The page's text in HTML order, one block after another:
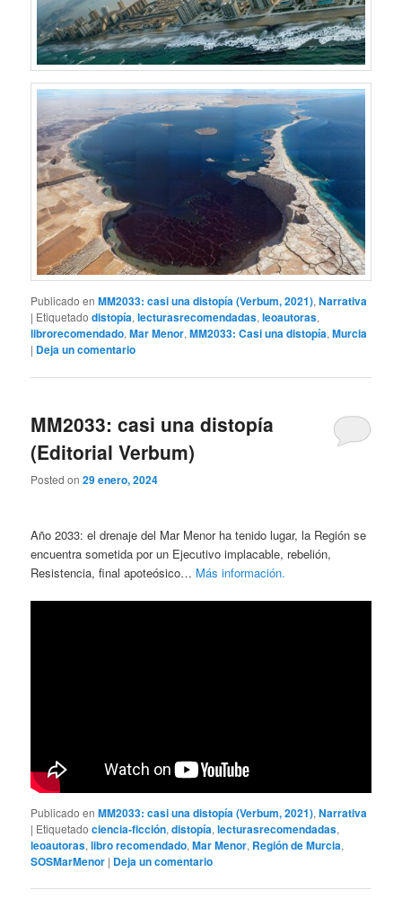
Publicado en MM2033: casi una distopía (Verbum, 2021),Narrativa
| Etiquetado distopía,lecturasrecomendadas,leoautoras,
librorecomendado,Mar Menor,MM2033: Casi una distopía,Murcia
| Deja un comentario
MM2033: casi una distopía
(Editorial Verbum)
Posted on29 enero, 2024
Año 2033: el drenaje del Mar Menor ha tenido lugar, la Región se
encuentra sometida por un Ejecutivo implacable, rebelión,
Resistencia, final apoteósico… Más información.
Publicado en MM2033: casi una distopía (Verbum, 2021),Narrativa
| Etiquetado ciencia-ficción,distopía,lecturasrecomendadas,
leoautoras,libro recomendado,Mar Menor, Región de Murcia,
SOSMarMenor | Deja un comentario